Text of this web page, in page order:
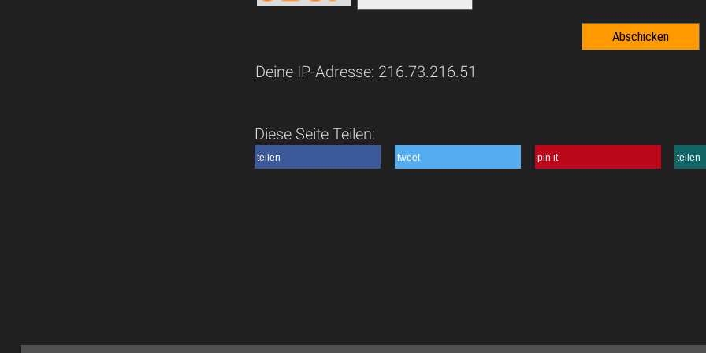
Deine IP-Adresse: 216.73.216.51
Diese Seite Teilen:
teilen tweet pin it teilen